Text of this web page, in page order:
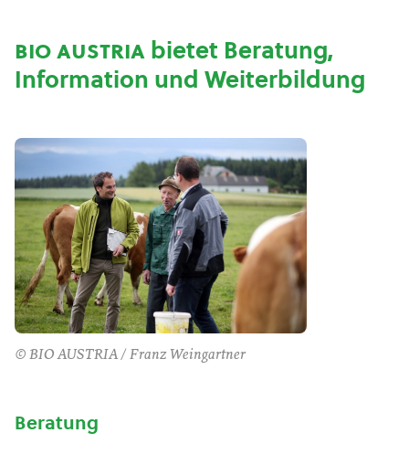
bio austriabietet Beratung,
Information und Weiterbildung
© BIO AUSTRIA / Franz Weingartner
Beratung